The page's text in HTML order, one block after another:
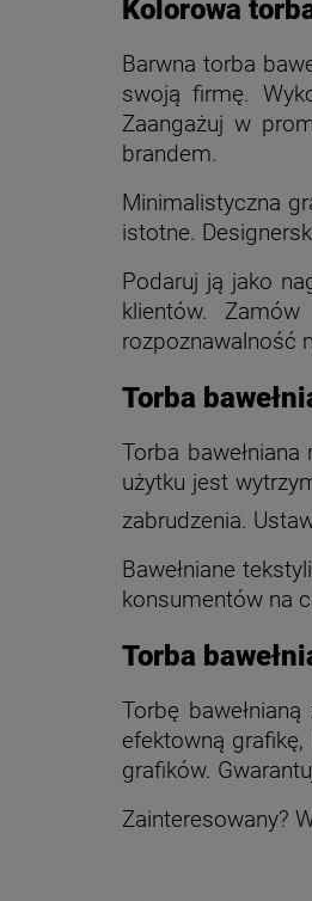
Kolorowa
Barwna torba
swoją firmę.
Zaangażuj w
brandem.
Minimalistyczna
istotne.
Podaruj ją jako
klientów.
rozpoznawalność
Torba
Torba
użytku jest
zabrudzenia.
Bawełniane
konsumentów na
Torba
Torbę
efektowną
grafików.
Zainteresowany?